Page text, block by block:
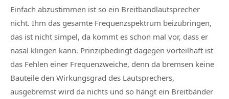
Einfach abzustimmen ist so ein Breitbandlautsprecher
nicht. Ihm das gesamte Frequenzspektrum beizubringen,
das ist nicht simpel, da kommt es schon mal vor, dass er
nasal klingen kann. Prinzipbedingt dagegen vorteilhaft ist
das Fehlen einer Frequenzweiche, denn da bremsen keine
Bauteile den Wirkungsgrad des Lautsprechers,
ausgebremst wird da nichts und so hängt ein Breitbänder